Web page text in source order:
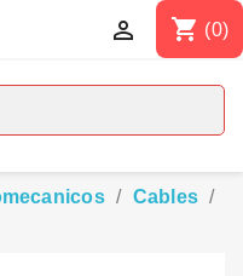
shopping_cart (0)

Cables